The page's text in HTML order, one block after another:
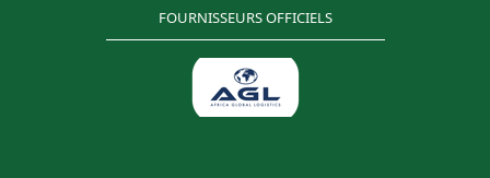
FOURNISSEURS OFFICIELS